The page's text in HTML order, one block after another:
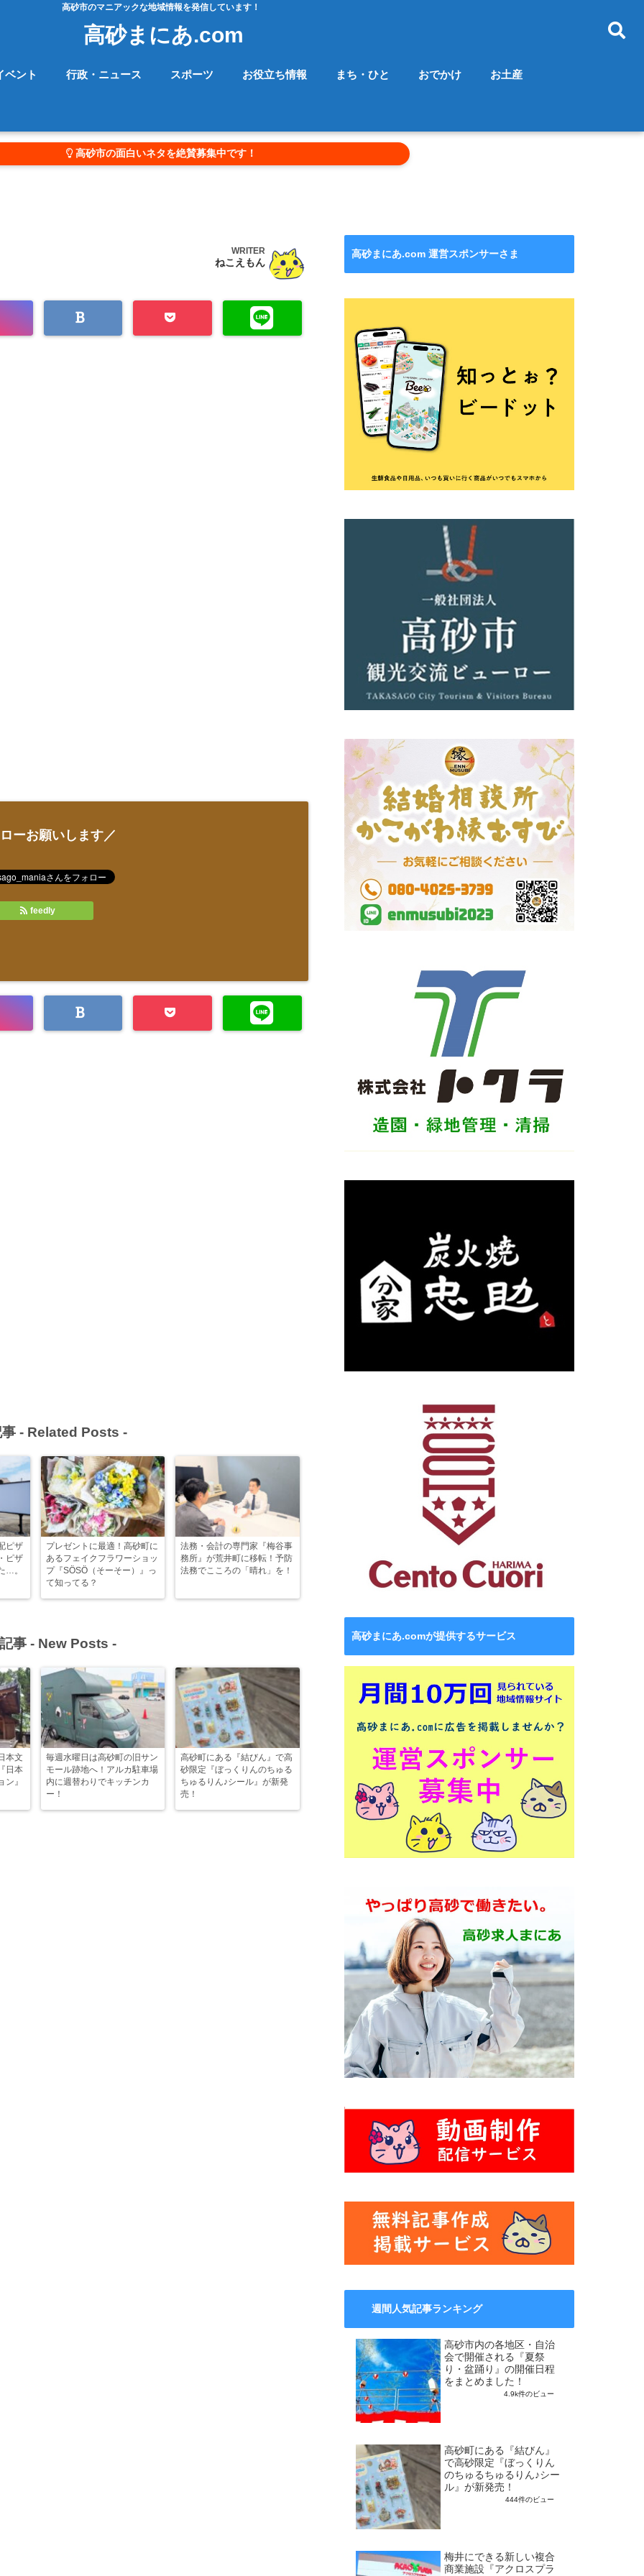
高砂市のマニアックな地域情報を発信しています！
高砂まにあ.com
ベント 行政・ニュース スポーツ お役立ち情報 まち・ひと おでかけ お土産
高砂市の面白いネタを絶賛募集中です！
WRITER
ねこえもん
ーお願いします／
feedly
- Related Posts -
ピザ
ピザ
…。
プレゼントに最適！高砂町に
あるフェイクフラワーショッ
プ『SÖSÖ（そーそー）』っ
て知ってる？
法務・会計の専門家『梅谷事
務所』が荒井町に移転！予防
法務でこころの「晴れ」を！
事 - New Posts -
本文
日本
』
毎週水曜日は高砂町の旧サン
モール跡地へ！アルカ駐車場
内に週替わりでキッチンカ
ー！
高砂町にある『結びん』で高
砂限定『ぼっくりんのちゅる
ちゅるりん♪シール』が新発
売！
高砂まにあ.com 運営スポンサーさま
高砂まにあ.comが提供するサービス
週間人気記事ランキング
高砂市内の各地区・自治
会で開催される『夏祭
り・盆踊り』の開催日程
をまとめました！
4.9k件のビュー
高砂町にある『結びん』
で高砂限定『ぼっくりん
のちゅるちゅるりん♪シー
ル』が新発売！
444件のビュー
梅井にできる新しい複合
商業施設『アクロスプラ